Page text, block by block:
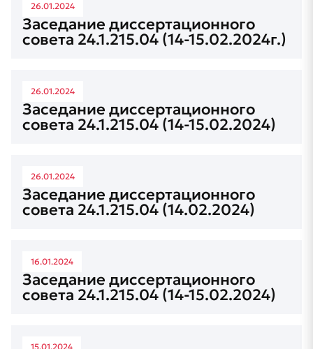
26.01.2024
Заседание диссертационного
совета 24.1.215.04 (14-15.02.2024г.)
26.01.2024
Заседание диссертационного
совета 24.1.215.04 (14-15.02.2024)
26.01.2024
Заседание диссертационного
совета 24.1.215.04 (14.02.2024)
16.01.2024
Заседание диссертационного
совета 24.1.215.04 (14-15.02.2024)
15.01.2024